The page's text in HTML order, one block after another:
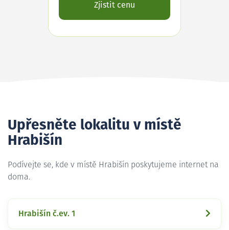
Zjistit cenu
Upřesněte lokalitu v místě
Hrabišín
Podívejte se, kde v místě Hrabišín poskytujeme internet na
doma.
Hrabišín č.ev. 1